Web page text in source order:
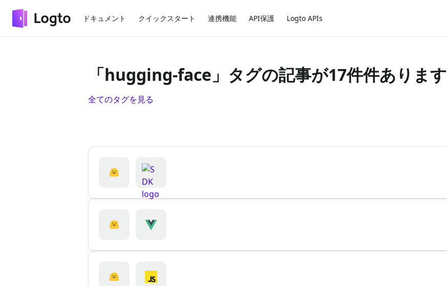
ドキュメント クイックスタート 連携機能 API保護 Logto APIs
「hugging-face」タグの記事が17件件あります
全てのタグを見る